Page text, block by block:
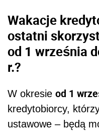
Wakacje
ostatni
od 1 września
r.?
W okresie od 1
kredytobiorcy,
ustawowe – będą